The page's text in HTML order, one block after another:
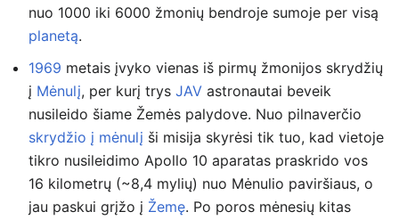
nuo 1000 iki 6000 žmonių bendroje sumoje per visą
planetą.
1969 metais įvyko vienas iš pirmų žmonijos skrydžių
į Mėnulį, per kurį trys JAV astronautai beveik
nusileido šiame Žemės palydove. Nuo pilnaverčio
skrydžio į mėnulį ši misija skyrėsi tik tuo, kad vietoje
tikro nusileidimo Apollo 10 aparatas praskrido vos
16 kilometrų (~8,4 mylių) nuo Mėnulio paviršiaus, o
jau paskui grįžo į Žemę. Po poros mėnesių kitas